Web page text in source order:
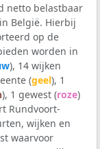
netto belastbaar
België. Hierbij
op de
worden in
), 14 wijken
(geel), 1
), 1 gewest (roze)
Rundvoort-
wijken en
waarvoor